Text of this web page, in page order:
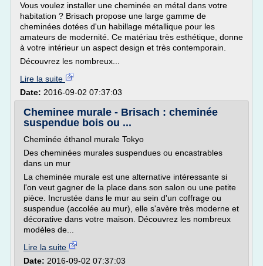
Vous voulez installer une cheminée en métal dans votre
habitation ? Brisach propose une large gamme de
cheminées dotées d'un habillage métallique pour les
amateurs de modernité. Ce matériau très esthétique, donne
à votre intérieur un aspect design et très contemporain.
Découvrez les nombreux...
Lire la suite
Date: 2016-09-02 07:37:03
Cheminee murale - Brisach : cheminée
suspendue bois ou ...
Cheminée éthanol murale Tokyo
Des cheminées murales suspendues ou encastrables
dans un mur
La cheminée murale est une alternative intéressante si
l'on veut gagner de la place dans son salon ou une petite
pièce. Incrustée dans le mur au sein d'un coffrage ou
suspendue (accolée au mur), elle s'avère très moderne et
décorative dans votre maison. Découvrez les nombreux
modèles de...
Lire la suite
Date: 2016-09-02 07:37:03